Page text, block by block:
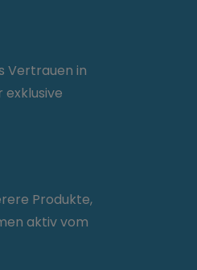
Vertrauen in
Produkte,
aktiv vom